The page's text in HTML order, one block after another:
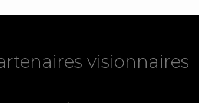
visionnaires
visionnaires